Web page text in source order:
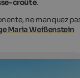
croûte.
ne manquez
Maria Weißenstein